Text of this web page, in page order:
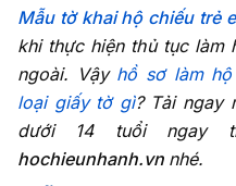
Mẫu tờ khai hộ chiếu trẻ
khi thực hiện thủ tục làm
ngoài. Vậy hồ sơ làm
loại giấy tờ gì? Tải ngay
dưới 14 tuổi ngay
hochieunhanh.vn nhé.
Họ và
Điện
Nhập số
cần được